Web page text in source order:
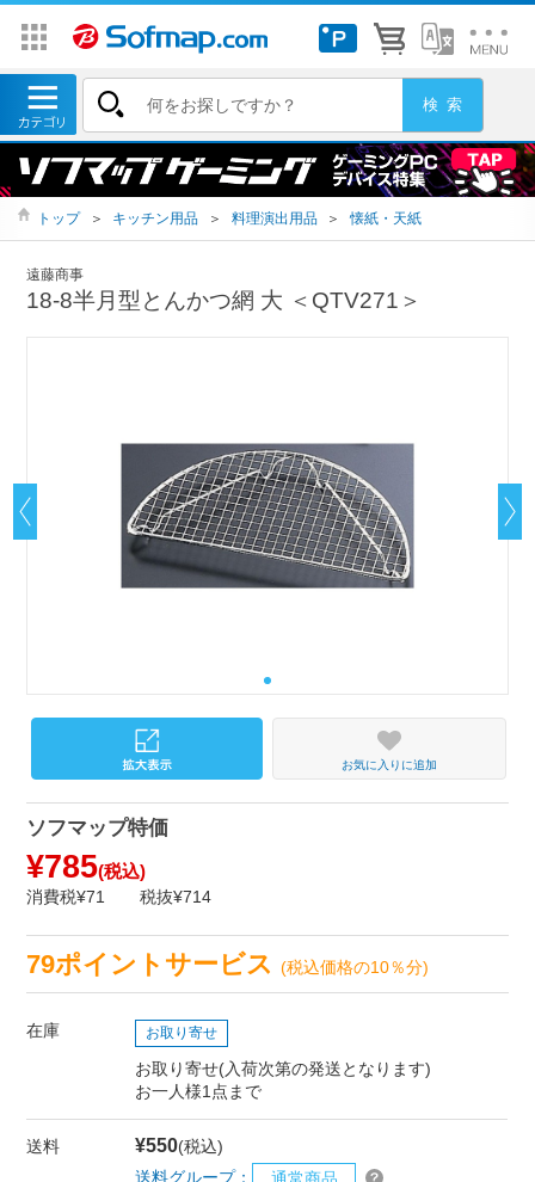
トップ ＞ キッチン用品 ＞ 料理演出用品 ＞ 懐紙・天紙
遠藤商事
18-8半月型とんかつ網 大 ＜QTV271＞
お気に入りに追加
ソフマップ特価
¥785(税込)
消費税¥71 税抜¥714
79ポイントサービス(税込価格の10％分)
在庫 お取り寄せ
お取り寄せ(入荷次第の発送となります)
お一人様1点まで
送料 ¥550(税込)
送料グループ：
通常商品